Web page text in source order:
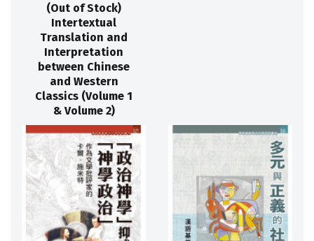
(Out of Stock)
Intertextual
Translation and
Interpretation
between Chinese
and Western
Classics (Volume 1
& Volume 2)